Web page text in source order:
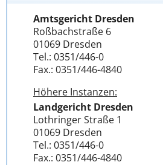
Amtsgericht Dresden
Roßbachstraße 6
01069 Dresden
Tel.: 0351/446-0
Fax.: 0351/446-4840
Höhere Instanzen:
Landgericht Dresden
Lothringer Straße 1
01069 Dresden
Tel.: 0351/446-0
Fax.: 0351/446-4840